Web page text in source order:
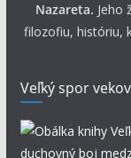
Nazareta. Jeho
filozofiu, históriu,
Veľký spor vekov